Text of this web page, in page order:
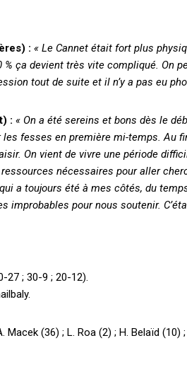
: « Le Cannet était fort plus
% ça devient très vite compliqué. On
tout de suite et il n’y a pas eu
: « On a été sereins et bons dès le
fesses en première mi-temps. Au
On vient de vivre une période
nécessaires pour aller
a toujours été à mes côtés, du
improbables pour nous soutenir.
27 ; 30-9 ; 20-12).
Macek (36) ; L. Roa (2) ; H. Belaïd (10)